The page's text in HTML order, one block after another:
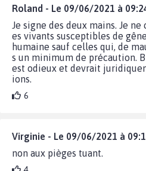
Roland - Le 09/06/2021 à
Je signe des deux mains. Je
es vivants susceptibles de
humaine sauf celles qui, de
s un minimum de précaution.
est odieux et devrait
ions.
6
Virginie - Le 09/06/2021 à
non aux pièges tuant.